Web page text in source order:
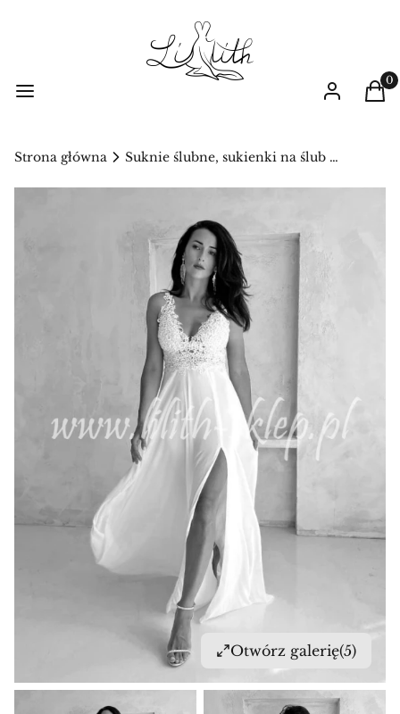
Menu Zaloguj się
Strona główna Suknie ślubne, sukienki na ślub cywilny
Otwórz galerię(5)